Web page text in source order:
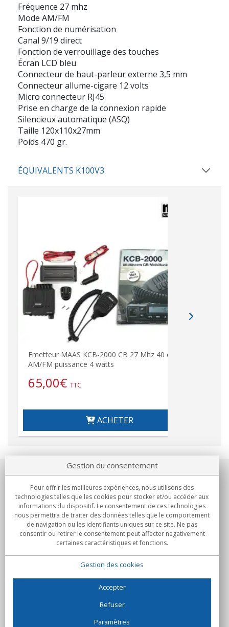
Fréquence 27 mhz
Mode AM/FM
Fonction de numérisation
Canal 9/19 direct
Fonction de verrouillage des touches
Écran LCD bleu
Connecteur de haut-parleur externe 3,5 mm
Connecteur allume-cigare 12 volts
Micro connecteur RJ45
Prise en charge de la connexion rapide
Silencieux automatique (ASQ)
Taille 120x110x27mm
Poids 470 gr.
ÉQUIVALENTS K100V3
Emetteur MAAS KCB-2000 CB 27 Mhz 40 canaux
AM/FM puissance 4 watts
65,00€ TTC
ACHETER
Notre société
Engagements
Achats
C/Flassaders, 13, Nave 6, 08130 Santa Perpètua de Mogoda
Gestion du consentement
Pour offrir les meilleures expériences, nous utilisons des
technologies telles que les cookies pour stocker et/ou accéder aux
informations du dispositif. Le consentement de ces technologies
nous permettra de traiter des données telles que le comportement
de navigation ou les identifiants uniques sur ce site. Ne pas
consentir ou retirer le consentement peut affecter négativement
certaines caractéristiques et fonctions.
Gestion des cookies
Accepter
Refuser
Paramètres